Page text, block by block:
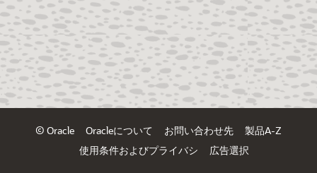
© Oracle Oracleについて お問い合わせ先
製品A-Z
使用条件およびプライバシ
広告選択